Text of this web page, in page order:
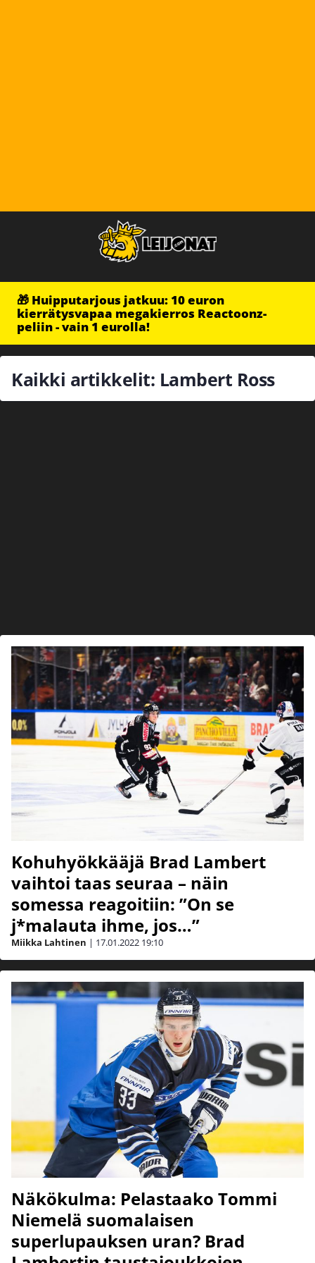
🎁 Huipputarjous jatkuu: 10 euron
kierrätysvapaa megakierros Reactoonz-
peliin - vain 1 eurolla!
Kaikki artikkelit: Lambert Ross
Kohuhyökkääjä Brad Lambert
vaihtoi taas seuraa – näin
somessa reagoitiin: ”On se
j*malauta ihme, jos…”
Miikka Lahtinen | 17.01.2022 19:10
Näkökulma: Pelastaako Tommi
Niemelä suomalaisen
superlupauksen uran? Brad